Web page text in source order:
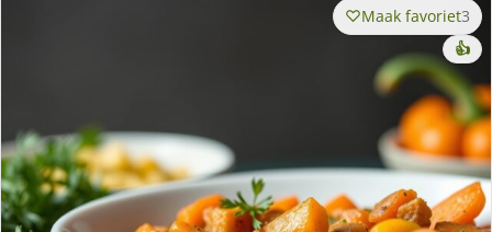
Maak favoriet3
👍